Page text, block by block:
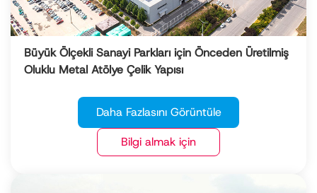
Büyük Ölçekli Sanayi Parkları için Önceden Üretilmiş
Oluklu Metal Atölye Çelik Yapısı
Daha Fazlasını Görüntüle
Bilgi almak için